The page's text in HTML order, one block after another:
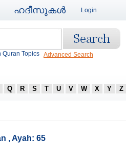
ഹദീസുകള്‍ Login
Quran Topics Advanced Search
Q R S T U V W X Y Z
, Ayah: 65